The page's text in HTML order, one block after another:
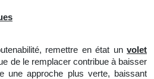
remettre en état un volet
de le remplacer contribue à baisser
une approche plus verte, baissant